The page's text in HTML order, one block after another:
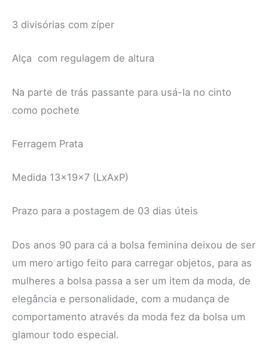
3 divisórias com zíper
Alça com regulagem de altura
Na parte de trás passante para usá-la no cinto
como pochete
Ferragem Prata
Medida 13x19x7 (LxAxP)
Prazo para a postagem de 03 dias úteis
Dos anos 90 para cá a bolsa feminina deixou de ser
um mero artigo feito para carregar objetos, para as
mulheres a bolsa passa a ser um item da moda, de
elegância e personalidade, com a mudança de
comportamento através da moda fez da bolsa um
glamour todo especial.